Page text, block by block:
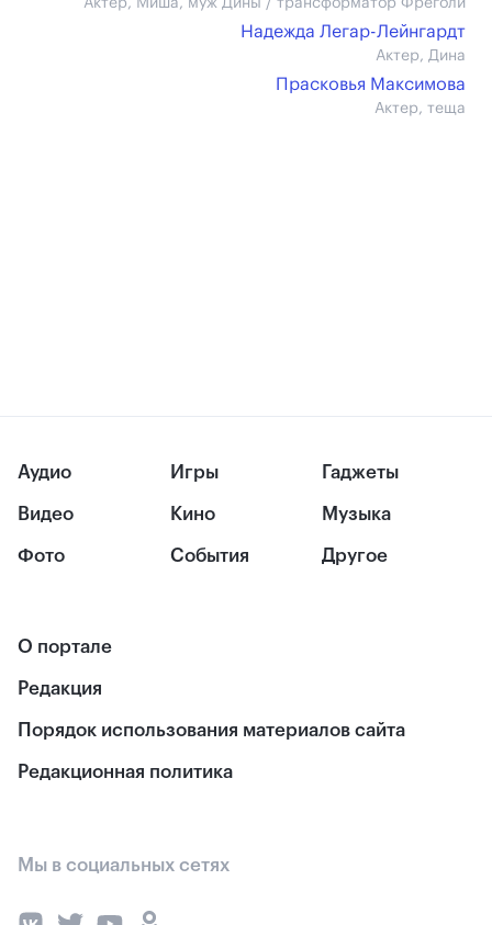
Актер, Миша, муж Дины / трансформатор Фреголи
Надежда Легар-Лейнгардт
Актер, Дина
Прасковья Максимова
Актер, теща
Аудио
Видео
Фото
Игры
Кино
События
Гаджеты
Музыка
Другое
О портале
Редакция
Порядок использования материалов сайта
Редакционная политика
Мы в социальных сетях